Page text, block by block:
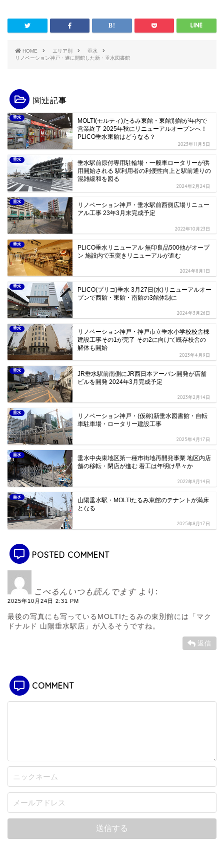
HOME エリア別
垂水
リノベーション神戸・遂に開館した新・垂水図書館
関連記事
垂水
MOLTI(モルティ)たるみ東館・東館別館が年内で
営業終了 2025年秋にリニューアルオープンへ！
PLiCO垂水東館はどうなる？
2023年11月5日
垂水
垂水駅前原付専用駐輪場・一般車ロータリーが供
用開始される 駅利用者の利便性向上と駅前通りの
混雑緩和を図る
2024年2月24日
垂水
リノベーション神戸・垂水駅前西側広場リニュー
アル工事 23年3月末完成予定
2022年10月23日
垂水
PLiCO垂水リニューアル 無印良品500他がオープ
ン 施設内で玉突きリニューアルが進む
2024年8月1日
垂水
PLiCO(プリコ)垂水 3月27日(水)リニューアルオー
プンで西館・東館・南館の3館体制に
2024年3月26日
垂水
リノベーション神戸・神戸市立垂水小学校校舎棟
建設工事その1が完了 その2に向けて既存校舎の
解体も開始
2023年4月9日
垂水
JR垂水駅前南側にJR西日本アーバン開発が店舗
ビルを開発 2024年3月完成予定
2023年2月14日
垂水
リノベーション神戸・(仮称)新垂水図書館・自転
車駐車場・ロータリー建設工事
2025年4月17日
垂水
垂水中央東地区第一種市街地再開発事業 地区内店
舗の移転・閉店が進む 着工は年明け早々か
2022年9月14日
垂水
山陽垂水駅・MOLTIたるみ東館のテナントが満床
となる
2025年8月17日
POSTED COMMENT
こべるんいつも読んでます より:
2025年10月24日 2:31 PM
最後の写真にも写っているMOLTIたるみの東別館には「マク
ドナルド 山陽垂水駅店」が入るそうですね。
返信
COMMENT